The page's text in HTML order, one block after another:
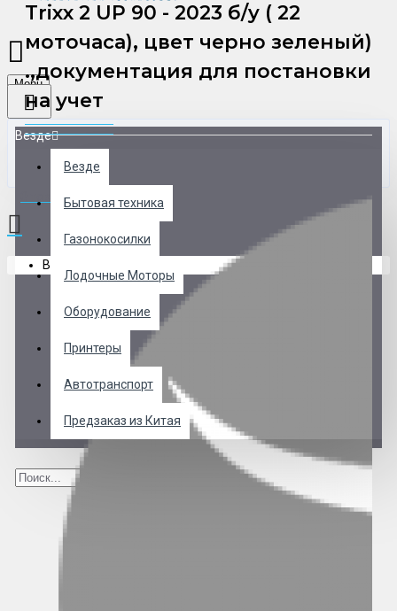
Menu
Везде
Везде
Бытовая техника
Газонокосилки
Лодочные Моторы
Оборудование
Принтеры
Автотранспорт
Предзаказ из Китая
0 товар(ов) - 0 р.
В корзине пусто!
Trixx 2 UP 90 - 2023 б/y ( 22
моточаса), цвет черно зеленый)
.,документация для постановки
на учет